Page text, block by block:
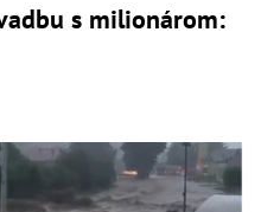
s milionárom: